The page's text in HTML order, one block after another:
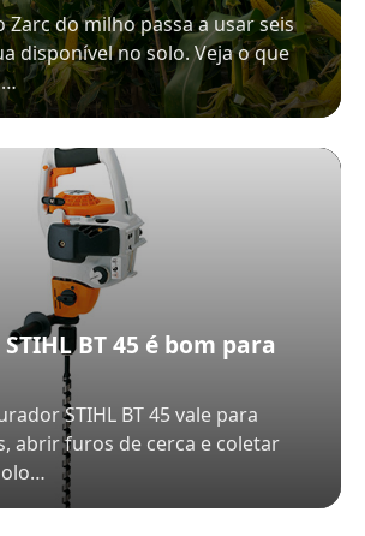
Zarc do milho passa a usar seis
disponível no solo. Veja o que
BT 45 é bom para
STIHL BT 45 vale para
abrir furos de cerca e coletar